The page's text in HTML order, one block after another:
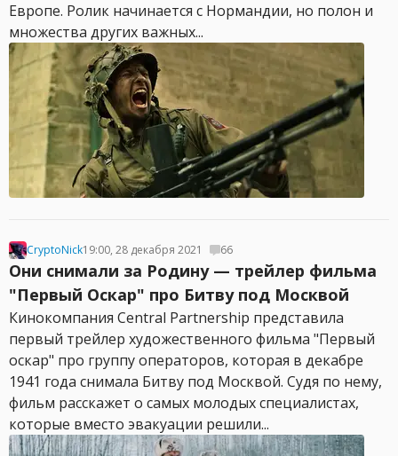
Европе. Ролик начинается с Нормандии, но полон и
множества других важных...
CryptoNick19:00, 28 декабря 2021 66
Они снимали за Родину — трейлер фильма
"Первый Оскар" про Битву под Москвой
Кинокомпания Central Partnership представила
первый трейлер художественного фильма "Первый
оскар" про группу операторов, которая в декабре
1941 года снимала Битву под Москвой. Судя по нему,
фильм расскажет о самых молодых специалистах,
которые вместо эвакуации решили...